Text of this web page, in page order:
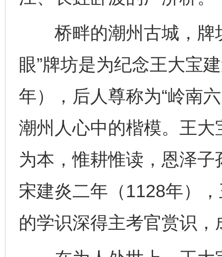
桥畔的潮州古城，牌
眼”牌坊是为纪念王大宝
年），后人尊称为“岭南
潮州人心中的楷模。王大
为本，惟耕惟读，恩泽
宋建炎二年（1128年）
的学识深得主考官赏识